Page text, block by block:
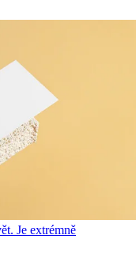
Je extrémně